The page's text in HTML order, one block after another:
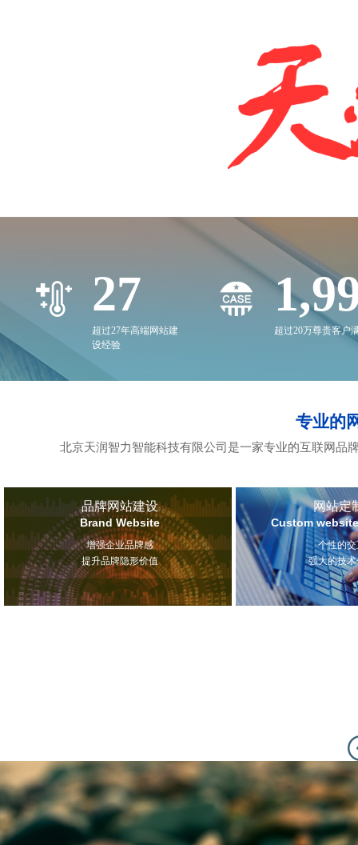
27
超过27年高端网站建
设经验
超过20万尊贵客户
专业的
北京天润智力智能科技有限公司是一家专业的互联网品
品牌网站建设
Brand Website
增强企业品牌感
提升品牌隐形价值
网站定
Custom
个性的
强大的技